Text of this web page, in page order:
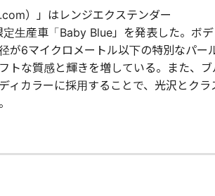
）」はレンジエクステンダー
定生産車「Baby Blue」を発表した。ボデ
が6マイクロメートル以下の特別なパー
トな質感と輝きを増している。また、ブ
ィカラーに採用することで、光沢とクラ